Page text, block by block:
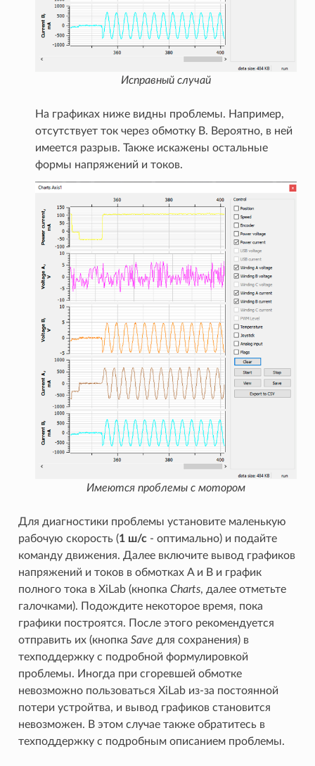
Исправный случай
На графиках ниже видны проблемы. Например,
отсутствует ток через обмотку B. Вероятно, в ней
имеется разрыв. Также искажены остальные
формы напряжений и токов.
Имеются проблемы с мотором
Для диагностики проблемы установите маленькую
рабочую скорость (1 ш/с- оптимально) и подайте
команду движения. Далее включите вывод графиков
напряжений и токов в обмотках A и B и график
полного тока в XiLab (кнопка Charts, далее отметьте
галочками). Подождите некоторое время, пока
графики построятся. После этого рекомендуется
отправить их (кнопка Save для сохранения) в
техподдержку с подробной формулировкой
проблемы. Иногда при сгоревшей обмотке
невозможно пользоваться XiLab из-за постоянной
потери устройтва, и вывод графиков становится
невозможен. В этом случае также обратитесь в
техподдержку с подробным описанием проблемы.